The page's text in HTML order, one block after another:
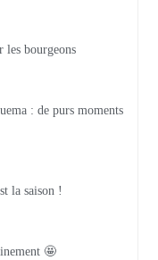
les bourgeons
: de purs moments
la saison !
🤩